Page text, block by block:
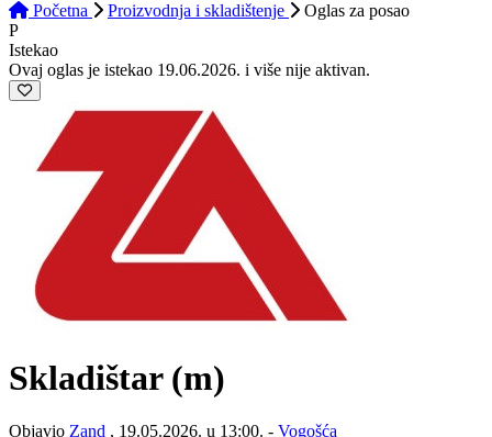
Početna
Proizvodnja i skladištenje Oglas za posao
P
Istekao
Ovaj oglas je istekao 19.06.2026. i više nije aktivan.
Skladištar (m)
Objavio Zand , 19.05.2026. u 13:00. - Vogošća